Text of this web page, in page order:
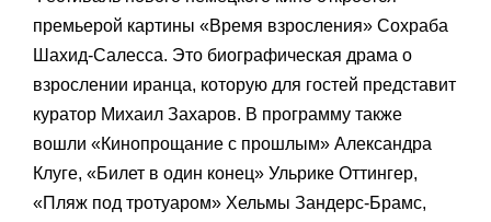
Фестиваль нового немецкого кино откроется
премьерой картины «Время взросления» Сохраба
Шахид-Салесса. Это биографическая драма о
взрослении иранца, которую для гостей представит
куратор Михаил Захаров. В программу также
вошли «Кинопрощание с прошлым» Александра
Клуге, «Билет в один конец» Ульрике Оттингер,